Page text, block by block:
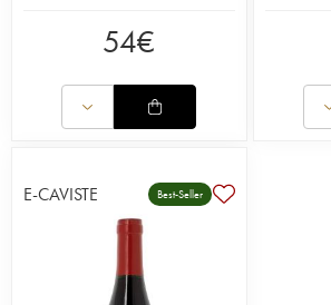
54€
E-CAVISTE Best-Seller